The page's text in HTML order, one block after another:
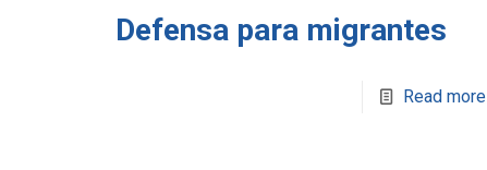
Defensa para migrantes
Read more